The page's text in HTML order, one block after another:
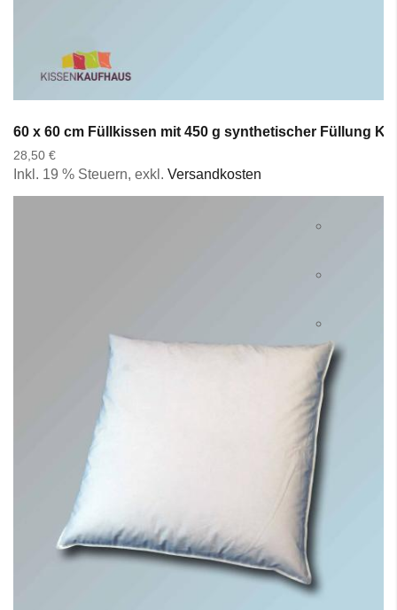
60 x 60 cm Füllkissen mit 450 g synthetischer Füllung
28,50 €
Inkl. 19 % Steuern, exkl. Versandkosten